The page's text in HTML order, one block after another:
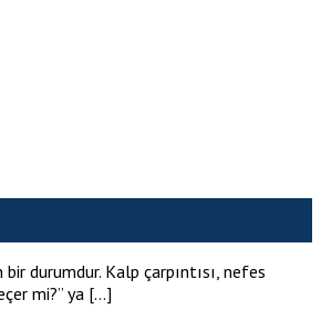
durumdur. Kalp çarpıntısı, nefes
mi?” ya […]